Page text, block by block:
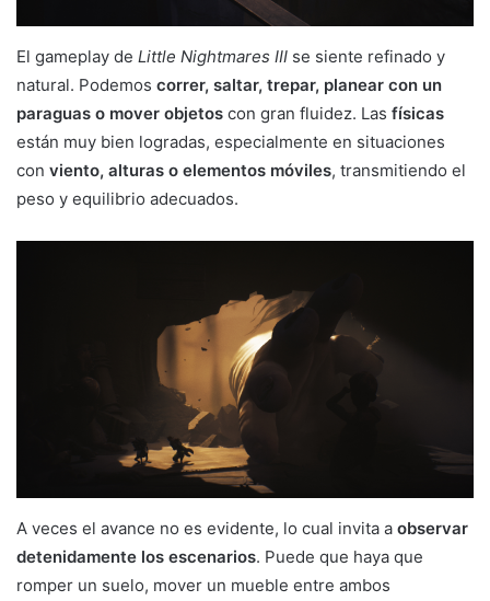
El gameplay de Little Nightmares III se siente refinado y
natural. Podemos correr, saltar, trepar, planear con un
paraguas o mover objetos con gran fluidez. Las físicas
están muy bien logradas, especialmente en situaciones
con viento, alturas o elementos móviles, transmitiendo el
peso y equilibrio adecuados.
A veces el avance no es evidente, lo cual invita a observar
detenidamente los escenarios. Puede que haya que
romper un suelo, mover un mueble entre ambos